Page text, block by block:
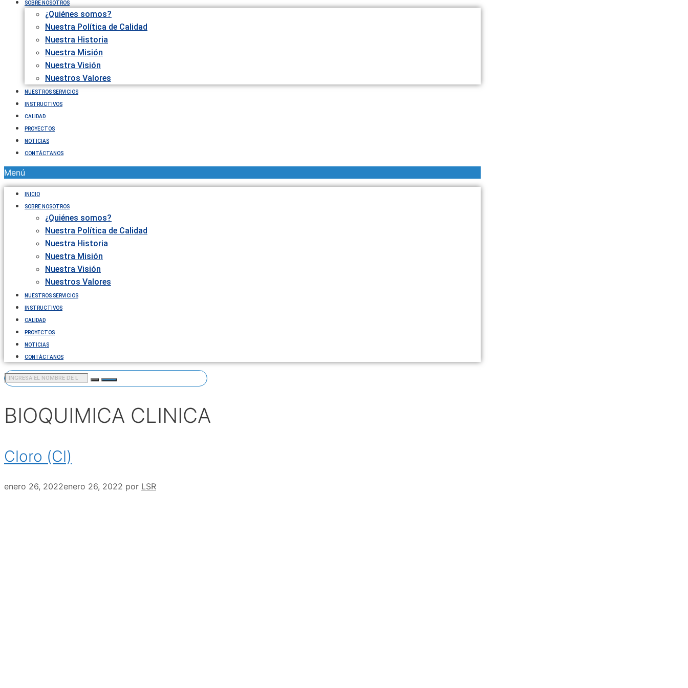
SOBRE NOSOTROS
¿Quiénes somos?
Nuestra Política de Calidad
Nuestra Historia
Nuestra Misión
Nuestra Visión
Nuestros Valores
NUESTROS SERVICIOS
INSTRUCTIVOS
CALIDAD
PROYECTOS
NOTICIAS
CONTÁCTANOS
Menú
INICIO
SOBRE NOSOTROS
¿Quiénes somos?
Nuestra Política de Calidad
Nuestra Historia
Nuestra Misión
Nuestra Visión
Nuestros Valores
NUESTROS SERVICIOS
INSTRUCTIVOS
CALIDAD
PROYECTOS
NOTICIAS
CONTÁCTANOS
BIOQUIMICA CLINICA
Cloro (Cl)
enero 26, 2022enero 26, 2022 por LSR